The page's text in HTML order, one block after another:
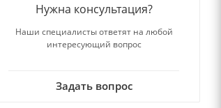
Нужна консультация?
Наши специалисты ответят на любой
интересующий вопрос
Задать вопрос